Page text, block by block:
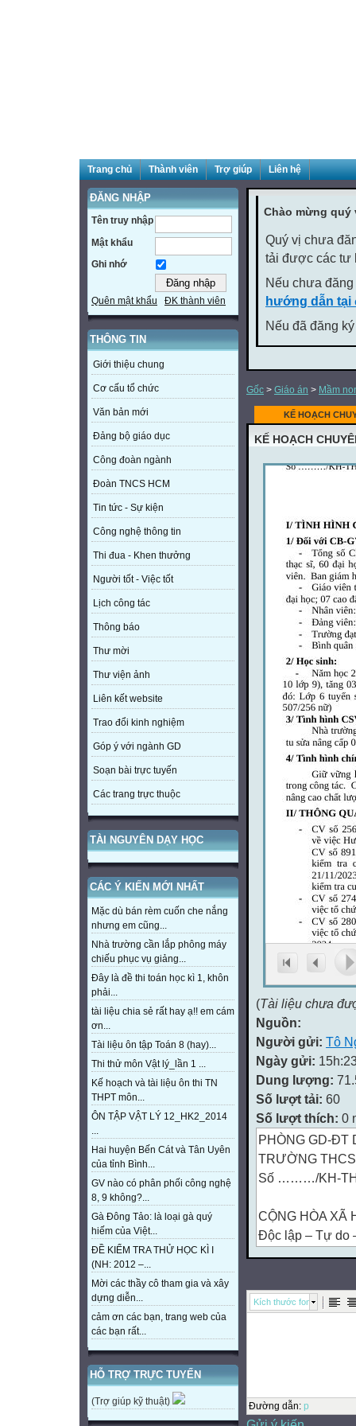
Trang chủ Thành viên Trợ giúp Liên hệ
ĐĂNG NHẬP
Tên truy nhập
Mật khẩu
Ghi nhớ
Quên mật khẩu ĐK thành viên
THÔNG TIN
Giới thiệu chung
Cơ cấu tổ chức
Văn bản mới
Đảng bộ giáo dục
Công đoàn ngành
Đoàn TNCS HCM
Tin tức - Sự kiện
Công nghệ thông tin
Thi đua - Khen thưởng
Người tốt - Việc tốt
Lịch công tác
Thông báo
Thư mời
Thư viện ảnh
Liên kết website
Trao đổi kinh nghiệm
Góp ý với ngành GD
Soạn bài trực tuyến
Các trang trực thuộc
TÀI NGUYÊN DẠY HỌC
CÁC Ý KIẾN MỚI NHẤT
Mặc dù bán rèm cuốn che nắng
nhưng em cũng...
Nhà trường cần lắp phông máy
chiếu phục vụ giảng...
Đây là đề thi toán học kì 1, khôn
phải...
tài liệu chia sẻ rất hay ạ!! em cám
ơn...
Tài liệu ôn tập Toán 8 (hay)...
Thi thử môn Vật lý_lần 1 ...
Kế hoạch và tài liệu ôn thi TN
THPT môn...
ÔN TẬP VẬT LÝ 12_HK2_2014
...
Hai huyện Bến Cát và Tân Uyên
của tỉnh Bình...
GV nào có phân phối công nghệ
8, 9 không?...
Gà Đông Tảo: là loại gà quý
hiếm của Việt...
ĐỀ KIỂM TRA THỬ HỌC KÌ I
(NH: 2012 –...
Mời các thầy cô tham gia và xây
dựng diễn...
cảm ơn các bạn, trang web của
các bạn rất...
HỖ TRỢ TRỰC TUYẾN
(Trợ giúp kỹ thuật)
Chào mừng
Quý vị chưa
tải được các tư
Nếu chưa
hướng dẫn tại
Nếu đã đăng
Gốc > Giáo án > Mầm
KẾ HOẠCH
KẾ HOẠCH
(Tài liệu chưa
Nguồn:
Người gửi: Tô
Ngày gửi:
Dung lượng:
Số lượt tải: 60
Số lượt thích: 0
PHÒNG GD-ĐT
TRƯỜNG
Số ………/KH-
CỘNG HÒA XÃ
Độc lập – Tự do
An Bình, ngày
KẾ HOẠCH
CHUYÊN MÔN
thạc sĩ, 60 đại
Kích thước font
Đường dẫn: p